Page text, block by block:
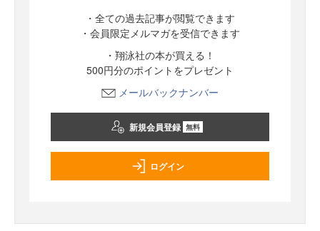
・全ての過去記事が閲覧できます
・会員限定メルマガを受信できます
・翔泳社の本が買える！
500円分のポイントをプレゼント
メールバックナンバー
新規会員登録 無料
ログイン